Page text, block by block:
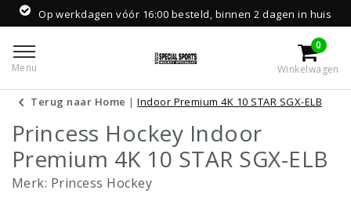
Op werkdagen vóór 16:00 besteld, binnen 2 dagen in huis
Menu
0
Winkelwagen
Terug naar Home |Indoor Premium 4K 10 STAR SGX-ELB
Princess Hockey Indoor
Premium 4K 10 STAR SGX-ELB
Merk: Princess Hockey